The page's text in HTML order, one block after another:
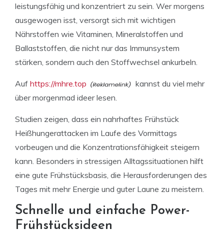
leistungsfähig und konzentriert zu sein. Wer morgens
ausgewogen isst, versorgt sich mit wichtigen
Nährstoffen wie Vitaminen, Mineralstoffen und
Ballaststoffen, die nicht nur das Immunsystem
stärken, sondern auch den Stoffwechsel ankurbeln.
Auf https://mhre.top
kannst du viel mehr
über morgenmad ideer lesen.
Studien zeigen, dass ein nahrhaftes Frühstück
Heißhungerattacken im Laufe des Vormittags
vorbeugen und die Konzentrationsfähigkeit steigern
kann. Besonders in stressigen Alltagssituationen hilft
eine gute Frühstücksbasis, die Herausforderungen des
Tages mit mehr Energie und guter Laune zu meistern.
Schnelle und einfache Power-
Frühstücksideen